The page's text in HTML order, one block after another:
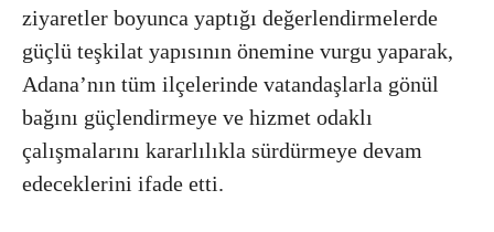
ziyaretler boyunca yaptığı değerlendirmelerde
güçlü teşkilat yapısının önemine vurgu yaparak,
Adana’nın tüm ilçelerinde vatandaşlarla gönül
bağını güçlendirmeye ve hizmet odaklı
çalışmalarını kararlılıkla sürdürmeye devam
edeceklerini ifade etti.